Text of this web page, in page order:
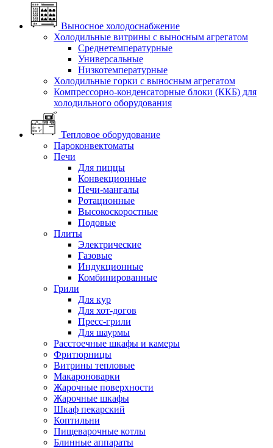
Выносное холодоснабжение
Холодильные витрины с выносным агрегатом
Среднетемпературные
Универсальные
Низкотемпературные
Холодильные горки с выносным агрегатом
Компрессорно-конденсаторные блоки (ККБ) для
холодильного оборудования
Тепловое оборудование
Пароконвектоматы
Печи
Для пиццы
Конвекционные
Печи-мангалы
Ротационные
Высокоскоростные
Подовые
Плиты
Электрические
Газовые
Индукционные
Комбинированные
Грили
Для кур
Для хот-догов
Пресс-грили
Для шаурмы
Расстоечные шкафы и камеры
Фритюрницы
Витрины тепловые
Макароноварки
Жарочные поверхности
Жарочные шкафы
Шкаф пекарский
Коптильни
Пищеварочные котлы
Блинные аппараты